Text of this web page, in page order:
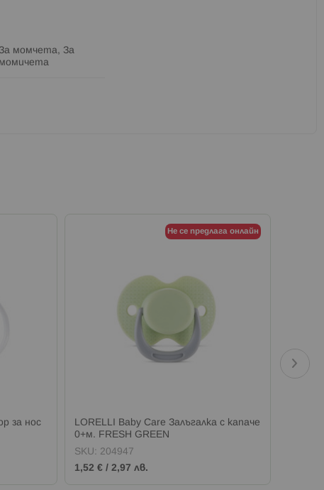
За момчета, За
момичета
за нос
Не се предлага онлайн
LORELLI Baby Care Залъгалка с капаче
0+м. FRESH GREEN
SKU: 204947
1,52 € / 2,97 лв.